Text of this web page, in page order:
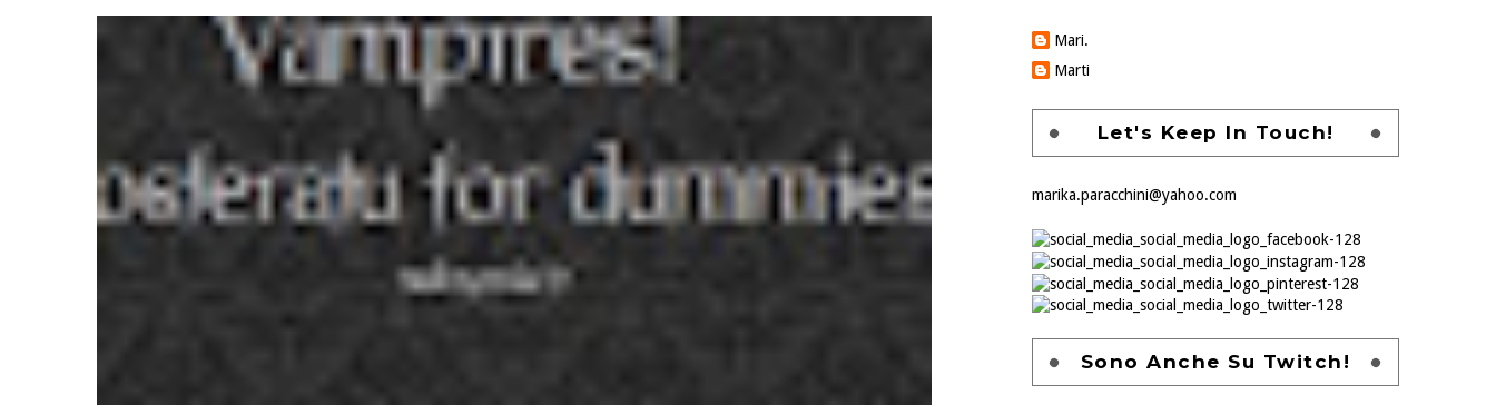
Mari.
Marti
Let's Keep In Touch!
marika.paracchini@yahoo.com
Sono Anche Su Twitch!